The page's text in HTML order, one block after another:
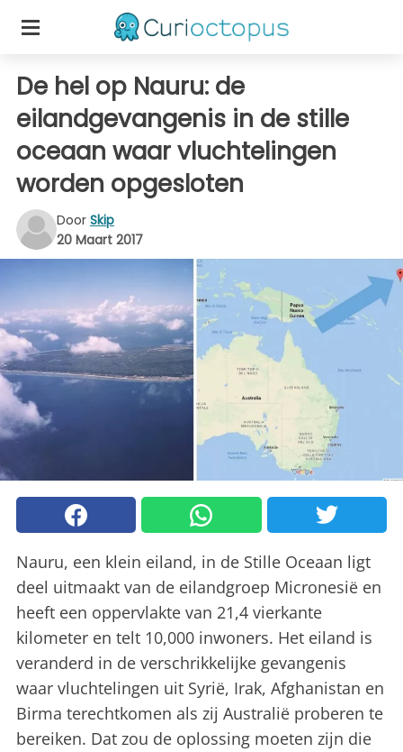
De hel op Nauru: de
eilandgevangenis in de stille
oceaan waar vluchtelingen
worden opgesloten
Door Skip
20 Maart 2017
Nauru, een klein eiland, in de Stille Oceaan ligt
deel uitmaakt van de eilandgroep Micronesië en
heeft een oppervlakte van 21,4 vierkante
kilometer en telt 10,000 inwoners. Het eiland is
veranderd in de verschrikkelijke gevangenis
waar vluchtelingen uit Syrië, Irak, Afghanistan en
Birma terechtkomen als zij Australië proberen te
bereiken. Dat zou de oplossing moeten zijn die